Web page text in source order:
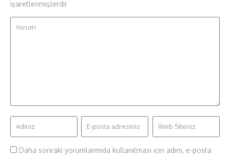
işaretlenmişlerdir
Daha sonraki yorumlarımda kullanılması için adım, e-posta